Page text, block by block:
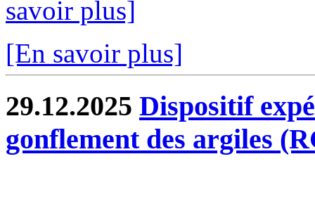
savoir plus]
[En savoir plus]
29.12.2025 Dispositif
gonflement des argiles